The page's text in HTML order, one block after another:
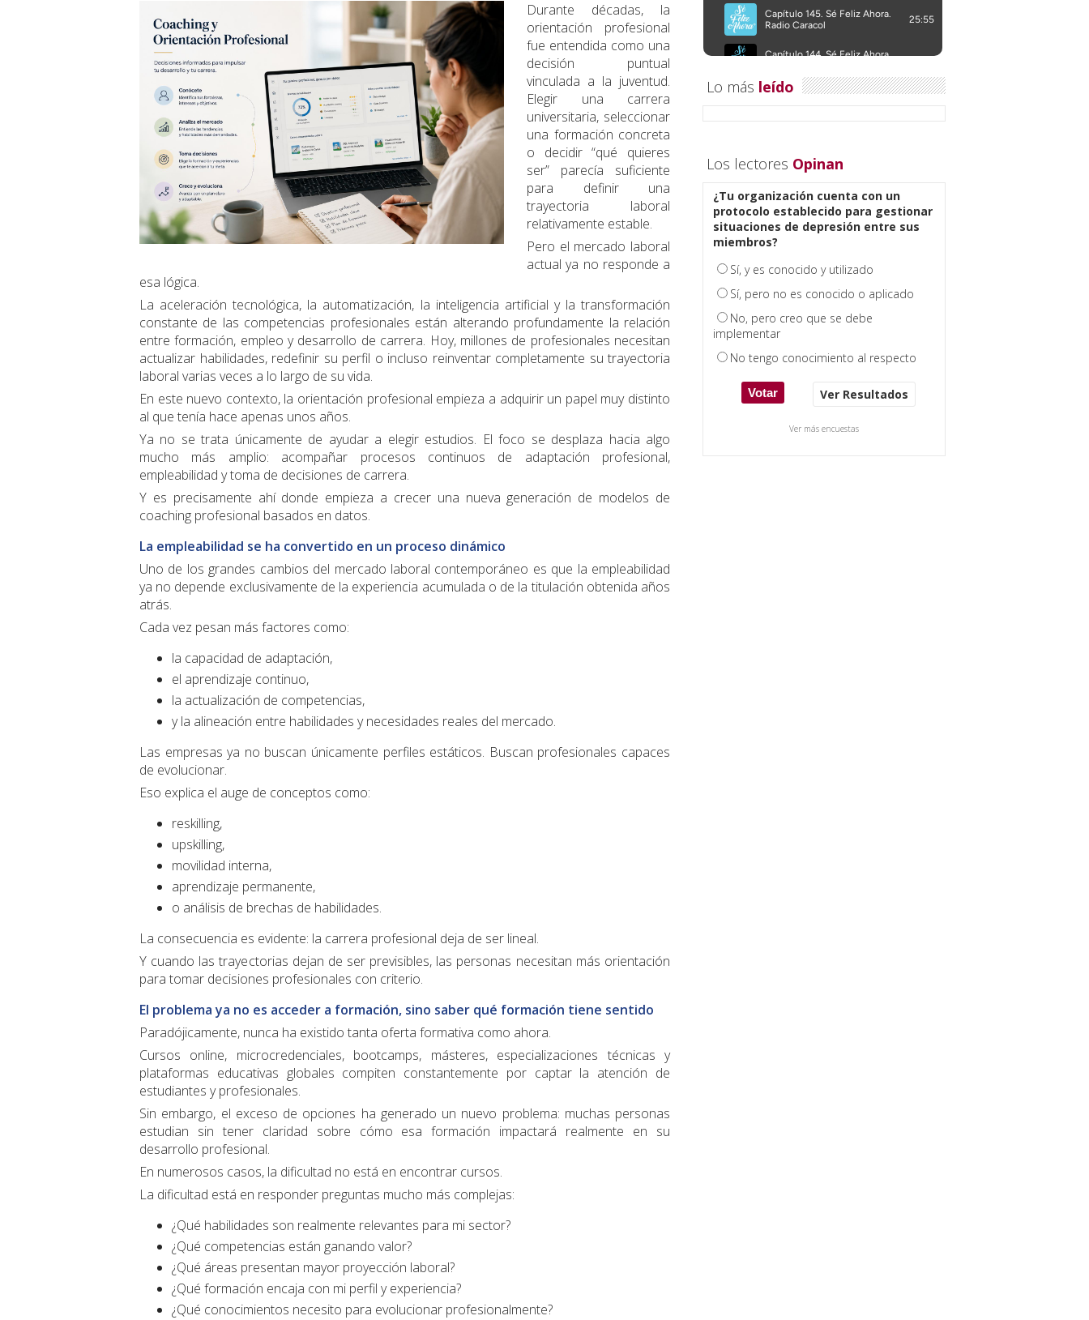
Durante décadas, la
orientación profesional
fue entendida como una
decisión puntual
vinculada a la juventud.
Elegir una carrera
universitaria, seleccionar
una formación concreta
o decidir “qué quieres
ser” parecía suficiente
para definir una
trayectoria laboral
relativamente estable.
Pero el mercado laboral
actual ya no responde a
esa lógica.
La aceleración tecnológica, la automatización, la inteligencia artificial y la transformación
constante de las competencias profesionales están alterando profundamente la relación
entre formación, empleo y desarrollo de carrera. Hoy, millones de profesionales necesitan
actualizar habilidades, redefinir su perfil o incluso reinventar completamente su trayectoria
laboral varias veces a lo largo de su vida.
En este nuevo contexto, la orientación profesional empieza a adquirir un papel muy distinto
al que tenía hace apenas unos años.
Ya no se trata únicamente de ayudar a elegir estudios. El foco se desplaza hacia algo
mucho más amplio: acompañar procesos continuos de adaptación profesional,
empleabilidad y toma de decisiones de carrera.
Y es precisamente ahí donde empieza a crecer una nueva generación de modelos de
coaching profesional basados en datos.
La empleabilidad se ha convertido en un proceso dinámico
Uno de los grandes cambios del mercado laboral contemporáneo es que la empleabilidad
ya no depende exclusivamente de la experiencia acumulada o de la titulación obtenida años
atrás.
Cada vez pesan más factores como:
la capacidad de adaptación,
el aprendizaje continuo,
la actualización de competencias,
y la alineación entre habilidades y necesidades reales del mercado.
Las empresas ya no buscan únicamente perfiles estáticos. Buscan profesionales capaces
de evolucionar.
Eso explica el auge de conceptos como:
reskilling,
upskilling,
movilidad interna,
aprendizaje permanente,
o análisis de brechas de habilidades.
La consecuencia es evidente: la carrera profesional deja de ser lineal.
Y cuando las trayectorias dejan de ser previsibles, las personas necesitan más orientación
para tomar decisiones profesionales con criterio.
El problema ya no es acceder a formación, sino saber qué formación tiene sentido
Paradójicamente, nunca ha existido tanta oferta formativa como ahora.
Cursos online, microcredenciales, bootcamps, másteres, especializaciones técnicas y
plataformas educativas globales compiten constantemente por captar la atención de
estudiantes y profesionales.
Sin embargo, el exceso de opciones ha generado un nuevo problema: muchas personas
estudian sin tener claridad sobre cómo esa formación impactará realmente en su
desarrollo profesional.
En numerosos casos, la dificultad no está en encontrar cursos.
La dificultad está en responder preguntas mucho más complejas:
¿Qué habilidades son realmente relevantes para mi sector?
¿Qué competencias están ganando valor?
¿Qué áreas presentan mayor proyección laboral?
¿Qué formación encaja con mi perfil y experiencia?
¿Qué conocimientos necesito para evolucionar profesionalmente?
Lo más leído
Los lectores Opinan
¿Tu organización cuenta con un
protocolo establecido para gestionar
situaciones de depresión entre sus
miembros?
Sí, y es conocido y utilizado
Sí, pero no es conocido o aplicado
No, pero creo que se debe
implementar
No tengo conocimiento al respecto
Ver Resultados
Ver más encuestas